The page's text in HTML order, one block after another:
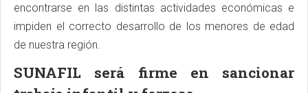
encontrarse en las distintas actividades económicas e
impiden el correcto desarrollo de los menores de edad
de nuestra región.
SUNAFIL será firme en sancionar